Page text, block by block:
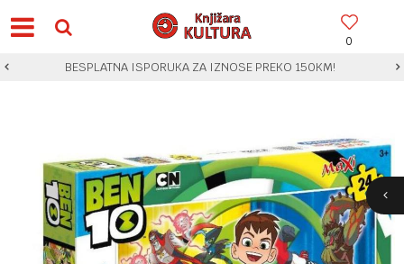
0
BESPLATNA ISPORUKA ZA IZNOSE PREKO 150KM!